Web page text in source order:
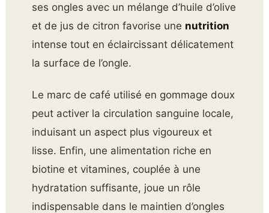
ses ongles avec un mélange d’huile d’olive
et de jus de citron favorise une nutrition
intense tout en éclaircissant délicatement
la surface de l’ongle.
Le marc de café utilisé en gommage doux
peut activer la circulation sanguine locale,
induisant un aspect plus vigoureux et
lisse. Enfin, une alimentation riche en
biotine et vitamines, couplée à une
hydratation suffisante, joue un rôle
indispensable dans le maintien d’ongles